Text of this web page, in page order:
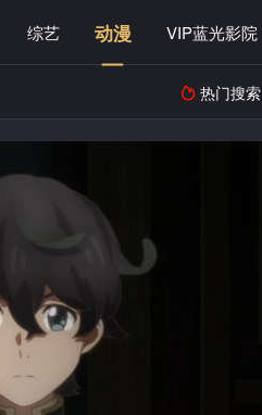
综艺 动漫 VIP蓝光影院
 热门搜索